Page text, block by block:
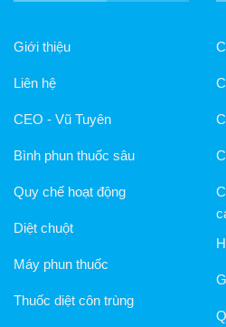
Giới thiệu
Liên hệ
CEO - Vũ Tuyên
Bình phun thuốc sâu
Quy chế hoạt động
Diệt chuột
Máy phun thuốc
Thuốc diệt côn trùng